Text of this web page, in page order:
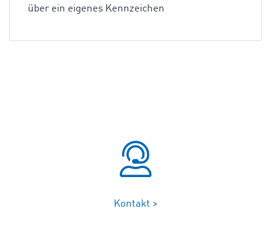
über ein eigenes Kennzeichen
Kontakt >